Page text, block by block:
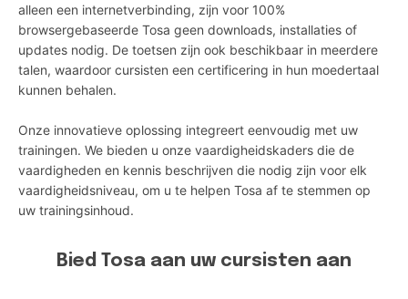
alleen een internetverbinding, zijn voor 100%
browsergebaseerde Tosa geen downloads, installaties of
updates nodig. De toetsen zijn ook beschikbaar in meerdere
talen, waardoor cursisten een certificering in hun moedertaal
kunnen behalen.
Onze innovatieve oplossing integreert eenvoudig met uw
trainingen. We bieden u onze vaardigheidskaders die de
vaardigheden en kennis beschrijven die nodig zijn voor elk
vaardigheidsniveau, om u te helpen Tosa af te stemmen op
uw trainingsinhoud.
Bied Tosa aan uw cursisten aan